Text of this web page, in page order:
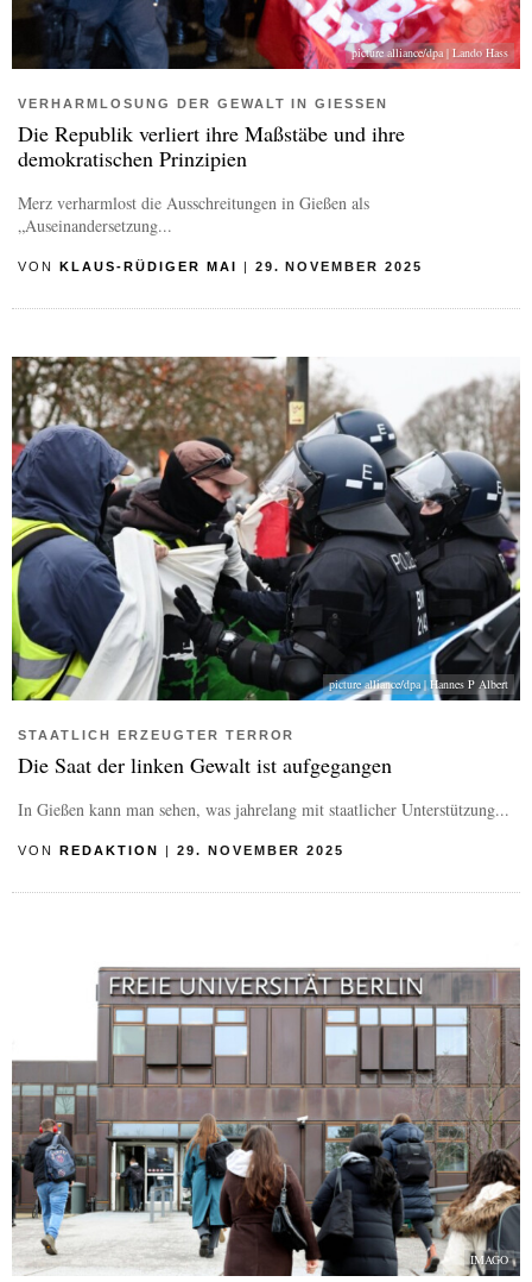
picture alliance/dpa | Lando Hass
VERHARMLOSUNG DER GEWALT IN GIESSEN
Die Republik verliert ihre Maßstäbe und ihre
demokratischen Prinzipien
Merz verharmlost die Ausschreitungen in Gießen als
„Auseinandersetzung...
VON KLAUS-RÜDIGER MAI 29. NOVEMBER 2025
picture alliance/dpa | Hannes P Albert
STAATLICH ERZEUGTER TERROR
Die Saat der linken Gewalt ist aufgegangen
In Gießen kann man sehen, was jahrelang mit staatlicher Unterstützung...
VON REDAKTION 29. NOVEMBER 2025
IMAGO